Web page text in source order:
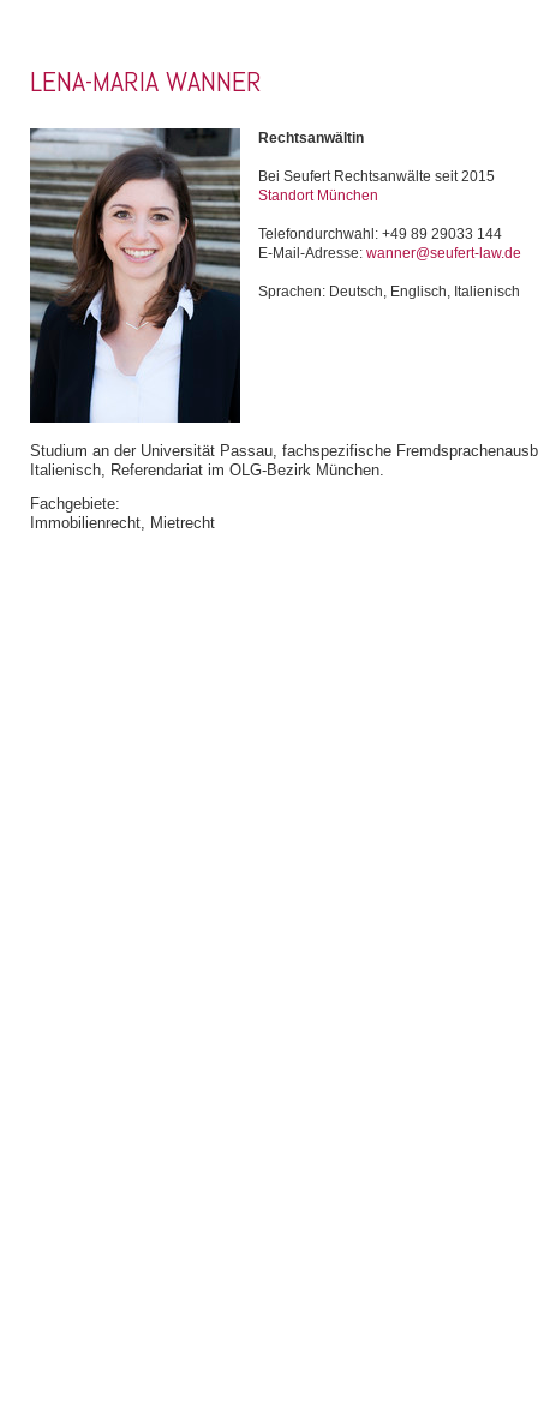
LENA-MARIA WANNER
Rechtsanwältin
Bei Seufert Rechtsanwälte seit 2015
Standort München
Telefondurchwahl: +49 89 29033 144
E-Mail-Adresse: wanner@seufert-law.de
Sprachen: Deutsch, Englisch, Italienisch
Studium an der Universität Passau, fachspezifische
Italienisch, Referendariat im OLG-Bezirk München.
Fachgebiete:
Immobilienrecht, Mietrecht